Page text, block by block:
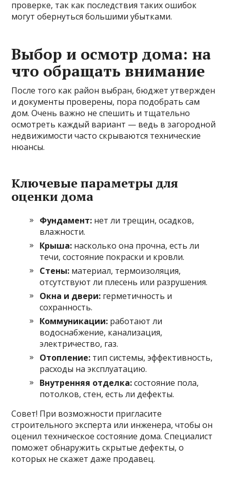
проверке, так как последствия таких ошибок
могут обернуться большими убытками.
Выбор и осмотр дома: на
что обращать внимание
После того как район выбран, бюджет утвержден
и документы проверены, пора подобрать сам
дом. Очень важно не спешить и тщательно
осмотреть каждый вариант — ведь в загородной
недвижимости часто скрываются технические
нюансы.
Ключевые параметры для
оценки дома
Фундамент: нет ли трещин, осадков,
влажности.
Крыша: насколько она прочна, есть ли
течи, состояние покраски и кровли.
Стены: материал, термоизоляция,
отсутствуют ли плесень или разрушения.
Окна и двери: герметичность и
сохранность.
Коммуникации: работают ли
водоснабжение, канализация,
электричество, газ.
Отопление: тип системы, эффективность,
расходы на эксплуатацию.
Внутренняя отделка:состояние пола,
потолков, стен, есть ли дефекты.
Совет! При возможности пригласите
строительного эксперта или инженера, чтобы он
оценил техническое состояние дома. Специалист
поможет обнаружить скрытые дефекты, о
которых не скажет даже продавец.